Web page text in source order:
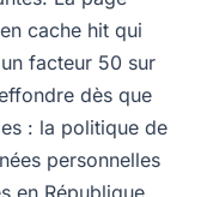
cache hit qui
facteur 50 sur
dès que
: la politique de
personnelles
en République